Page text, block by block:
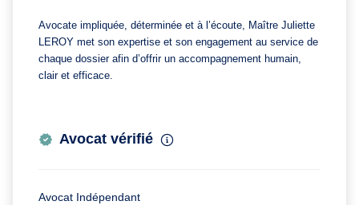
Avocate impliquée, déterminée et à l’écoute, Maître Juliette
LEROY met son expertise et son engagement au service de
chaque dossier afin d’offrir un accompagnement humain,
clair et efficace.
Avocat vérifié
Avocat Indépendant